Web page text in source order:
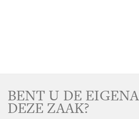
BENT U DE
DEZE ZAAK?